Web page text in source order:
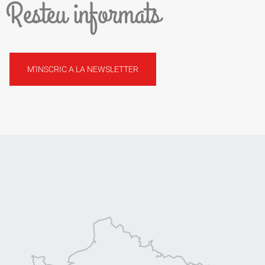
Resteu informats
M'INSCRIC A LA NEWSLETTER